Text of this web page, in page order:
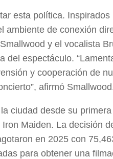
esta política.
ambiente de conexión
y el vocalista
del espectáculo.
y cooperación de
afirmó
ciudad desde su
Maiden. La decisión
en 2025 con
para obtener una